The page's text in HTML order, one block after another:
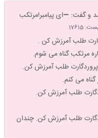
15%
لیاقت هاست✨🦋
17615
و گفت: ➖️ای پیامبر!مرتکب
طلب آمرزش کن .
مرتکب گناه می شوم.
پروردگارت طلب آمرزش کن.
می کنم.
طلب آمرزش کن.
طلب آمرزش کن. چندان